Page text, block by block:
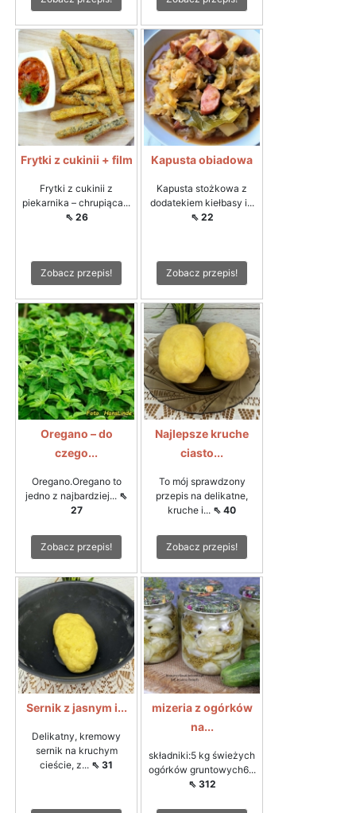
Frytki z cukinii + film
Frytki z cukinii z
piekarnika – chrupiąca...
⇖ 26
Zobacz przepis!
Kapusta obiadowa
Kapusta stożkowa z
dodatekiem kiełbasy i...
⇖ 22
Zobacz przepis!
Oregano – do
czego...
Oregano.Oregano to
jedno z najbardziej... ⇖
27
Zobacz przepis!
Najlepsze kruche
ciasto...
To mój sprawdzony
przepis na delikatne,
kruche i... ⇖ 40
Zobacz przepis!
Sernik z jasnym i...
Delikatny, kremowy
sernik na kruchym
cieście, z... ⇖ 31
mizeria z ogórków
na...
składniki:5 kg świeżych
ogórków gruntowych6...
⇖ 312